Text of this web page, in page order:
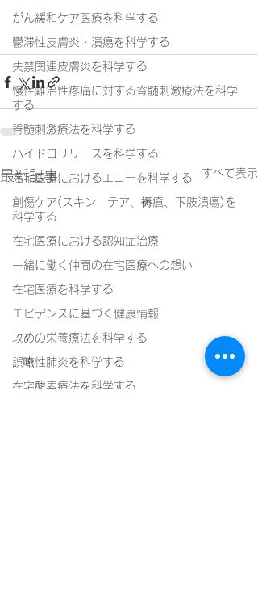
がん緩和ケア医療を科学する
鬱滞性皮膚炎・潰瘍を科学する
失禁関連皮膚炎を科学する
慢性難治性疼痛に対する脊髄刺激療法を科学
する
脊髄刺激療法を科学する
ハイドロリリースを科学する
在宅医療におけるエコーを科学する
創傷ケア(スキン テア、褥瘡、下肢潰瘍)を
科学する
在宅医療における認知症治療
一緒に働く仲間の在宅医療への想い
在宅医療を科学する
エビデンスに基づく健康情報
攻めの栄養療法を科学する
誤嚥性肺炎を科学する
在宅酸素療法を科学する
最新記事 すべて表示